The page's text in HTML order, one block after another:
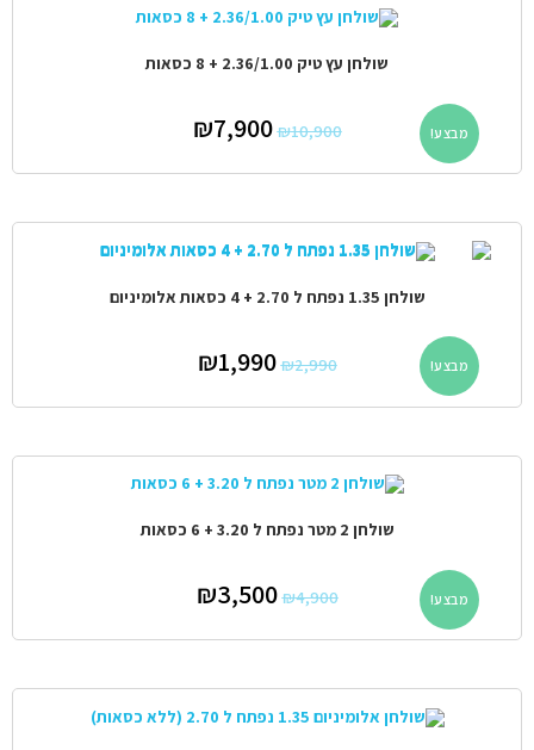
מבצע!
שולחן עץ טיק 2.36/1.00 + 8 כסאות
₪10,900
₪7,900
מבצע!
שולחן 1.35 נפתח ל 2.70 + 4 כסאות אלומיניום
₪2,990
₪1,990
מבצע!
שולחן 2 מטר נפתח ל 3.20 + 6 כסאות
₪4,900
₪3,500